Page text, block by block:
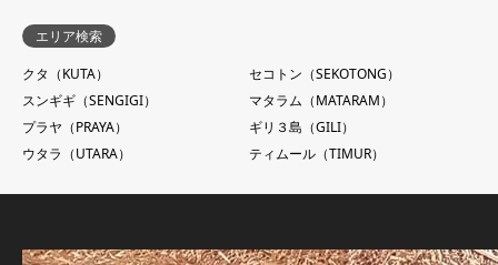
エリア検索
クタ（KUTA）
セコトン（SEKOTONG）
スンギギ（SENGIGI）
マタラム（MATARAM）
プラヤ（PRAYA）
ギリ３島（GILI）
ウタラ（UTARA）
ティムール（TIMUR）